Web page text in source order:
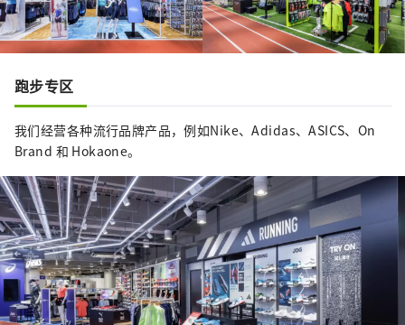
跑步专区
我们经营各种流行品牌产品，例如Nike、Adidas、ASICS、On
Brand 和 Hokaone。